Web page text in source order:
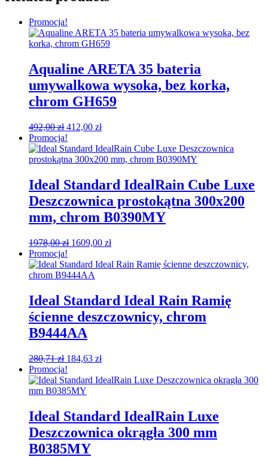
Promocja!
Aqualine ARETA 35 bateria
umywalkowa wysoka, bez korka,
chrom GH659
492,00zł Pierwotna
cena
wynosiła:
492,00 zł.
412,00 złAktualna
wynosi:
412,00 zł.
Promocja!
Ideal Standard IdealRain Cube Luxe
Deszczownica prostokątna 300x200
mm, chrom B0390MY
1978,00zł Pierwotna
wynosiła:
1978,00 zł.
1609,00 złAktualna
wynosi:
Promocja!
Ideal Standard Ideal Rain Ramię
ścienne deszczownicy, chrom
B9444AA
280,71zł Pierwotna
cena
wynosiła:
280,71 zł.
184,63 złAktualna
wynosi:
Promocja!
Ideal Standard IdealRain Luxe
Deszczownica okrągła 300 mm
B0385MY